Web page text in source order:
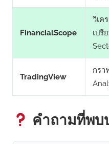
FinancialScope
วิเค
เปรี
TradingView
กรา
คำถามที่พบ